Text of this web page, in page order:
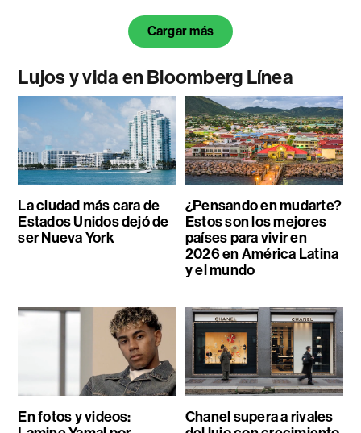
Cargar más
Lujos y vida en Bloomberg Línea
La ciudad más cara de
Estados Unidos dejó de
ser Nueva York
¿Pensando en mudarte?
Estos son los mejores
países para vivir en
2026 en América Latina
y el mundo
En fotos y videos:
Chanel supera a rivales